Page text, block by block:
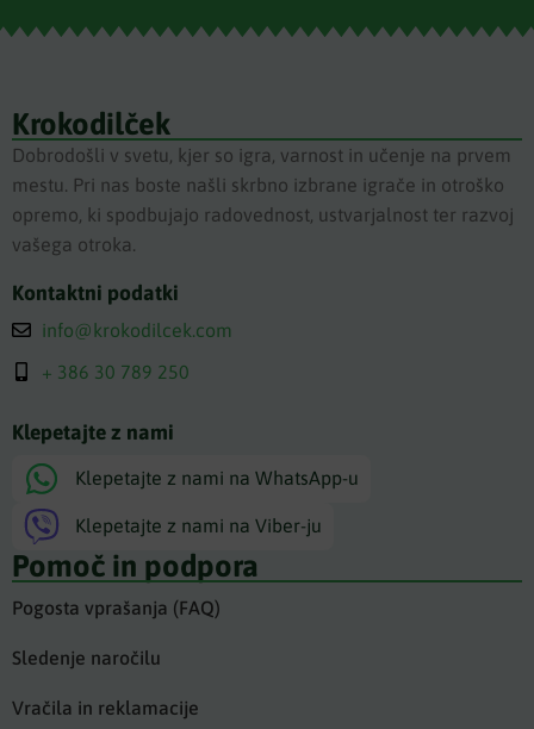
Krokodilček
Dobrodošli v svetu, kjer so igra, varnost in učenje na prvem
mestu. Pri nas boste našli skrbno izbrane igrače in otroško
opremo, ki spodbujajo radovednost, ustvarjalnost ter razvoj
vašega otroka.
Kontaktni podatki
info@krokodilcek.com
+ 386 30 789 250
Klepetajte z nami
Klepetajte z nami na WhatsApp-u
Klepetajte z nami na Viber-ju
Pomoč in podpora
Pogosta vprašanja (FAQ)
Sledenje naročilu
Vračila in reklamacije